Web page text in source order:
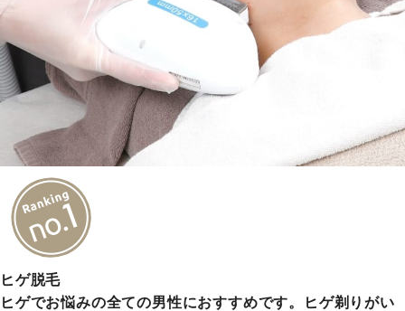
ヒゲ脱毛
ヒゲでお悩みの全ての男性におすすめです。ヒゲ剃りがい